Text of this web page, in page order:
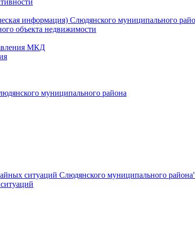
информация) Слюдянского муниципального
объекта недвижимости
МКД
муниципального района
ситуаций Слюдянского муниципального